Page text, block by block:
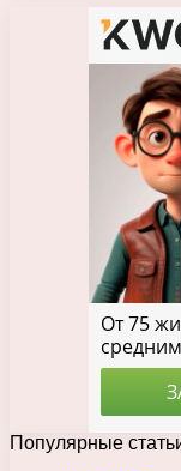
Популярные